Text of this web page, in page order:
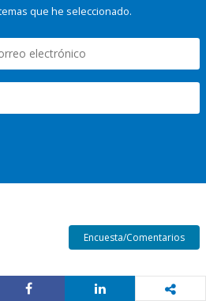
que he seleccionado.
Encuesta/Comentarios